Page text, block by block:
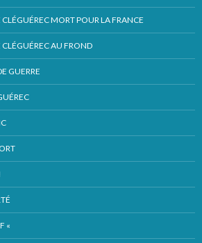
CLÉGUÉREC MORT POUR LA FRANCE
CLÉGUÉREC AU FROND
GUERRE
«